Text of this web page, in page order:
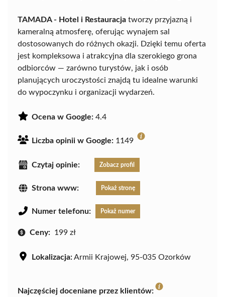
TAMADA - Hotel i Restauracja tworzy przyjazną i
kameralną atmosferę, oferując wynajem sal
dostosowanych do różnych okazji. Dzięki temu oferta
jest kompleksowa i atrakcyjna dla szerokiego grona
odbiorców — zarówno turystów, jak i osób
planujących uroczystości znajdą tu idealne warunki
do wypoczynku i organizacji wydarzeń.
Ocena w Google: 4.4
Liczba opinii w Google: 1149
Czytaj opinie: Zobacz profil
Strona www: Pokaż stronę
Numer telefonu: Pokaż numer
Ceny: 199 zł
Lokalizacja:Armii Krajowej, 95-035 Ozorków
Najczęściej doceniane przez klientów: